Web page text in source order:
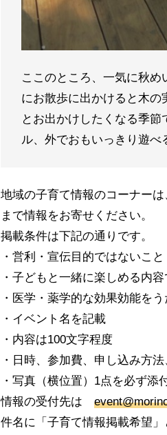
ここのところ、一気に秋
にお散歩に出かけると木
とお出かけしたくなる季
ル、外でおもいっきり遊べ
地域の子育て情報のコーナー
まで情報をお寄せください。
掲載条件は下記の通りです。
・営利・宣伝目的ではないこと
・子どもと一緒に楽しめる内
・医学・薬学的な効果効能を
・イベント名を記載
・内容は100文字程度
・日時、参加費、申し込み方
・写真（横位置）1点を必ず添
情報の受付先は
件名に「子育て情報掲載希望